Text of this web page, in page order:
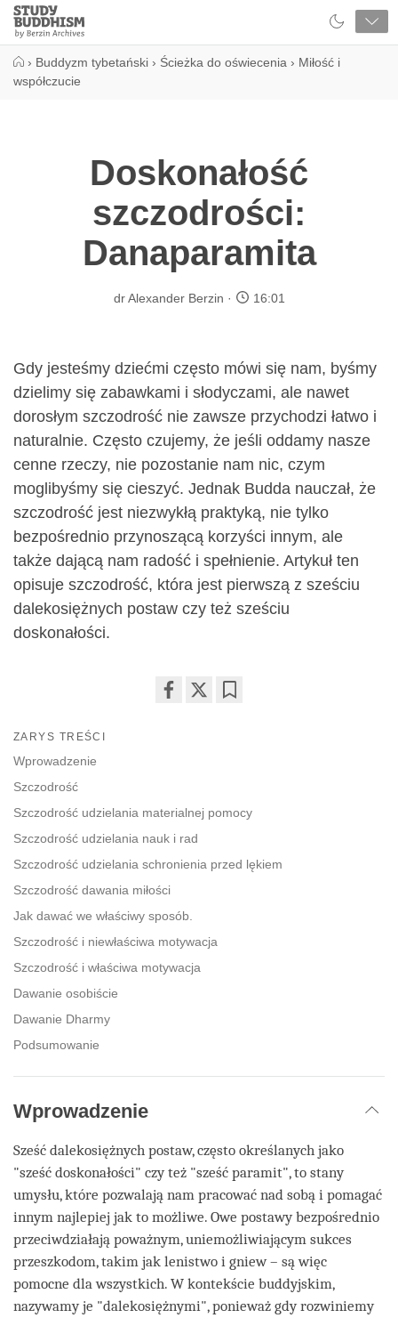
Close
Study
Buddhism
› Buddyzm tybetański › Ścieżka do oświecenia › Miłość i
współczucie
Doskonałość
szczodrości:
Danaparamita
dr Alexander Berzin 16:01
Gdy jesteśmy dziećmi często mówi się nam, byśmy
dzielimy się zabawkami i słodyczami, ale nawet
dorosłym szczodrość nie zawsze przychodzi łatwo i
naturalnie. Często czujemy, że jeśli oddamy nasze
cenne rzeczy, nie pozostanie nam nic, czym
moglibyśmy się cieszyć. Jednak Budda nauczał, że
szczodrość jest niezwykłą praktyką, nie tylko
bezpośrednio przynoszącą korzyści innym, ale
także dającą nam radość i spełnienie. Artykuł ten
opisuje szczodrość, która jest pierwszą z sześciu
dalekosiężnych postaw czy też sześciu
doskonałości.
ZARYS TREŚCI
Wprowadzenie
Szczodrość
Szczodrość udzielania materialnej pomocy
Szczodrość udzielania nauk i rad
Szczodrość udzielania schronienia przed lękiem
Szczodrość dawania miłości
Jak dawać we właściwy sposób.
Szczodrość i niewłaściwa motywacja
Szczodrość i właściwa motywacja
Dawanie osobiście
Dawanie Dharmy
Podsumowanie
Wprowadzenie
Sześć dalekosiężnych postaw, często określanych jako
"sześć doskonałości" czy też "sześć paramit", to stany
umysłu, które pozwalają nam pracować nad sobą i pomagać
innym najlepiej jak to możliwe. Owe postawy bezpośrednio
przeciwdziałają poważnym, uniemożliwiającym sukces
przeszkodom, takim jak lenistwo i gniew – są więc
pomocne dla wszystkich. W kontekście buddyjskim,
nazywamy je "dalekosiężnymi", ponieważ gdy rozwiniemy